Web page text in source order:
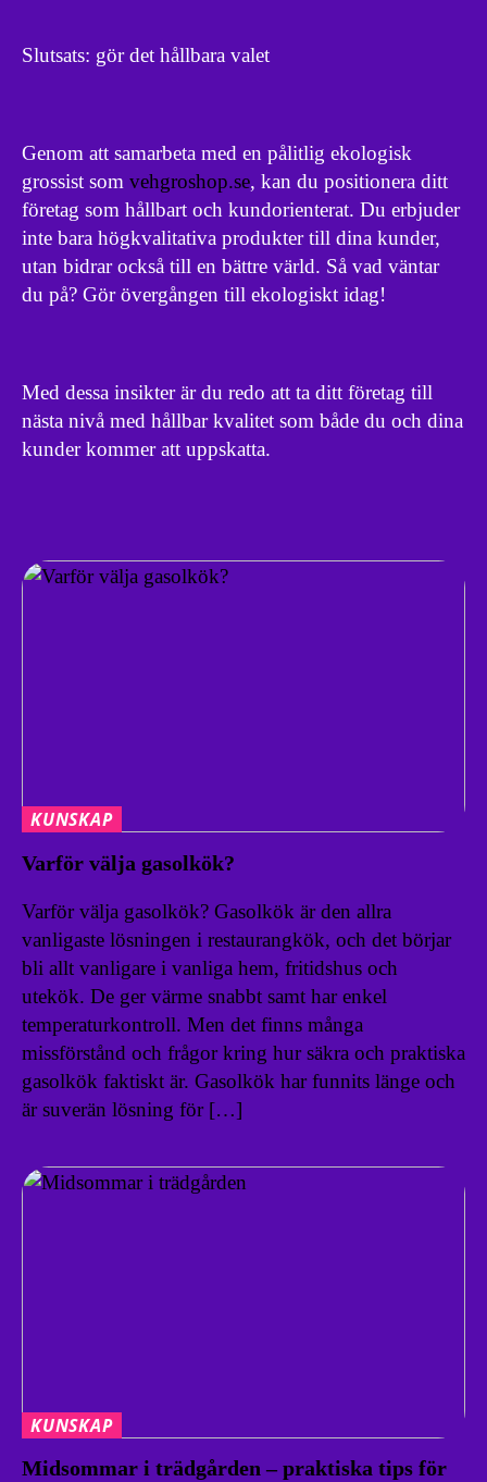
Slutsats: gör det hållbara valet
Genom att samarbeta med en pålitlig ekologisk
grossist som vehgroshop.se, kan du positionera ditt
företag som hållbart och kundorienterat. Du erbjuder
inte bara högkvalitativa produkter till dina kunder,
utan bidrar också till en bättre värld. Så vad väntar
du på? Gör övergången till ekologiskt idag!
Med dessa insikter är du redo att ta ditt företag till
nästa nivå med hållbar kvalitet som både du och dina
kunder kommer att uppskatta.
KUNSKAP
Varför välja gasolkök?
Varför välja gasolkök? Gasolkök är den allra
vanligaste lösningen i restaurangkök, och det börjar
bli allt vanligare i vanliga hem, fritidshus och
utekök. De ger värme snabbt samt har enkel
temperaturkontroll. Men det finns många
missförstånd och frågor kring hur säkra och praktiska
gasolkök faktiskt är. Gasolkök har funnits länge och
är suverän lösning för […]
KUNSKAP
Midsommar i trädgården – praktiska tips för